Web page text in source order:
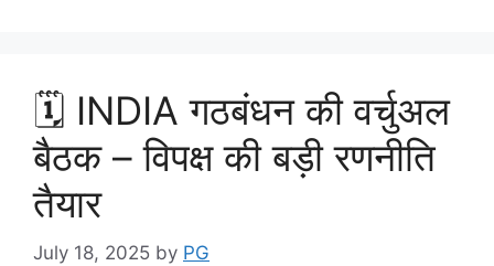
🗓️ INDIA गठबंधन की वर्चुअल
बैठक – विपक्ष की बड़ी रणनीति
तैयार
July 18, 2025 by PG